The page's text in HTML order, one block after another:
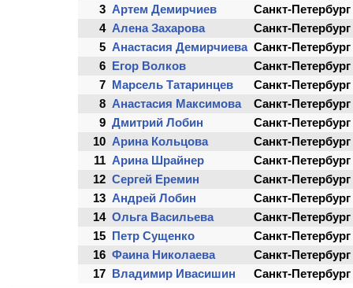
3 Артем Демирчиев
Санкт-Петербург
4 Алена Захарова
Санкт-Петербург
5 Анастасия Демирчиева Санкт-Петербург
6
Егор Волков
Санкт-Петербург
7
Марсель Татаринцев
Санкт-Петербург
8 Анастасия Максимова
Санкт-Петербург
9 Дмитрий Лобин
Санкт-Петербург
10 Арина Кольцова
Санкт-Петербург
11 Арина Шрайнер
Санкт-Петербург
12 Сергей Еремин
Санкт-Петербург
13 Андрей Лобин
Санкт-Петербург
14 Ольга Васильева
Санкт-Петербург
15
Петр Сущенко
Санкт-Петербург
16 Фаина Николаева
Санкт-Петербург
17
Владимир Ивасишин Санкт-Петербург